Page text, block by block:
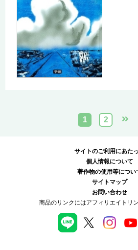
1 2
サイトのご利用にあた
個人情報について
著作物の使用等につい
サイトマップ
お問い合わせ
商品のリンクにはアフィリエイトリ